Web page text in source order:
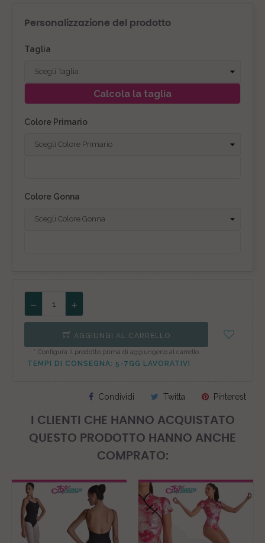
Personalizzazione del prodotto
Taglia
Calcola la taglia
Colore Primario
Colore Gonna
AGGIUNGI AL CARRELLO
* Configura il prodotto prima di aggiungerlo al carrello
TEMPI DI CONSEGNA: 5-7GG LAVORATIVI
Condividi Twitta Pinterest
I CLIENTI CHE HANNO ACQUISTATO
QUESTO PRODOTTO HANNO ANCHE
COMPRATO: